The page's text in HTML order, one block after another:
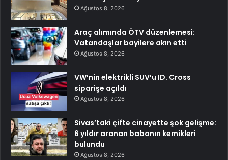
Ağustos 8, 2026
Araç alımında ÖTV düzenlemesi:
Vatandaşlar bayilere akın etti
Ağustos 8, 2026
VW’nin elektrikli SUV’u ID. Cross
siparişe açıldı
Ağustos 8, 2026
Sivas’taki çifte cinayette şok gelişme:
6 yıldır aranan babanın kemikleri
bulundu
Ağustos 8, 2026